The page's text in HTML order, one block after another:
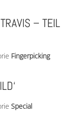
– TEIL
Fingerpicking
Special